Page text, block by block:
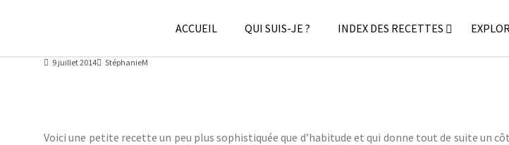
ACCUEIL QUI SUIS-JE ? INDEX DES RECETTES
9 juillet 2014 StéphanieM
Voici une petite recette un peu plus sophistiquée que d’habitude et qui donne tout de suite un